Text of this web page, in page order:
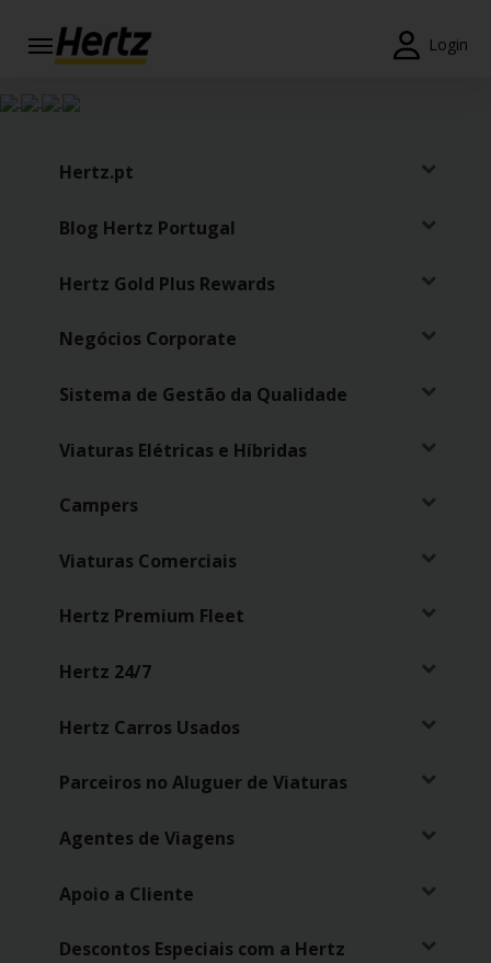
Login
Campanhas
Join /
Overview
PT/PT
Ajuda
Carrinhas
Carros
Premium
Produtos
Serviços
Campers
Alugueres
Hertz.pt
Blog Hertz Portugal
Hertz Gold Plus Rewards
Negócios Corporate
Sistema de Gestão da Qualidade
Viaturas Elétricas e Híbridas
Campers
Viaturas Comerciais
Hertz Premium Fleet
Hertz 24/7
Hertz Carros Usados
Parceiros no Aluguer de Viaturas
Agentes de Viagens
Apoio a Cliente
Descontos Especiais com a Hertz